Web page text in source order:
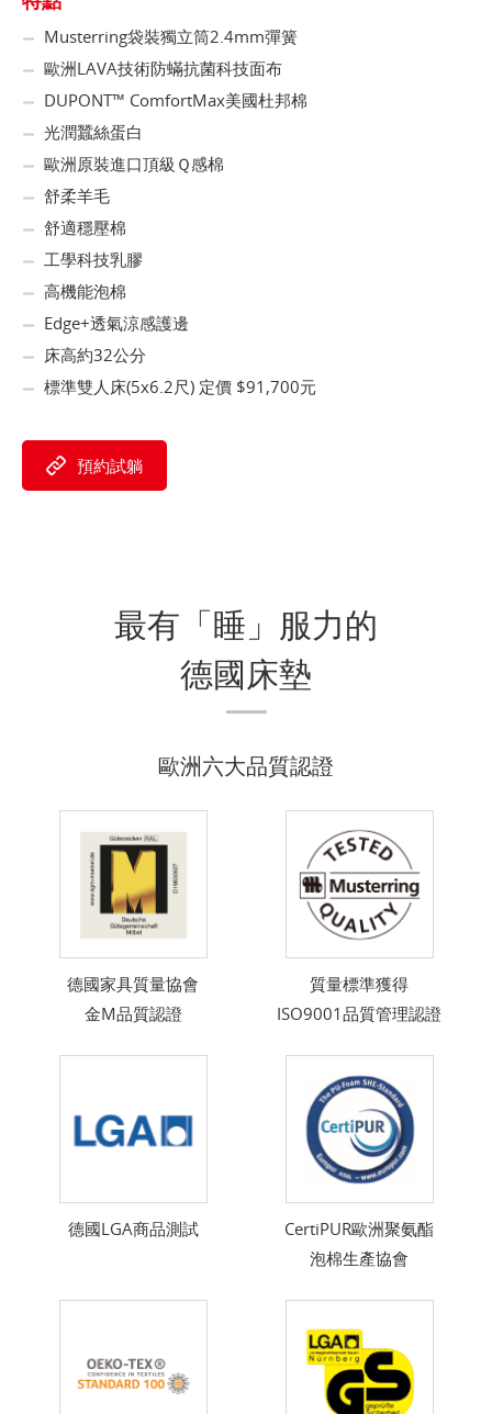
Musterring袋裝獨立筒2.4mm彈簧
歐洲LAVA技術防蟎抗菌科技面布
DUPONT™ ComfortMax美國杜邦棉
光潤蠶絲蛋白
歐洲原裝進口頂級Ｑ感棉
舒柔羊毛
舒適穩壓棉
工學科技乳膠
高機能泡棉
Edge+透氣涼感護邊
床高約32公分
標準雙人床(5x6.2尺) 定價 $91,700元
預約試躺
最有「睡」服力的
德國床墊
歐洲六大品質認證
德國家具質量協會
金M品質認證
質量標準獲得
ISO9001品質管理認證
德國LGA商品測試
CertiPUR歐洲聚氨酯
泡棉生產協會